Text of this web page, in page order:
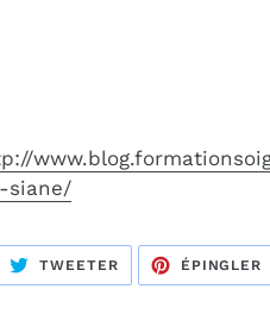
siane/
TWEETERTWEETER
TWITTER
ÉPINGLER